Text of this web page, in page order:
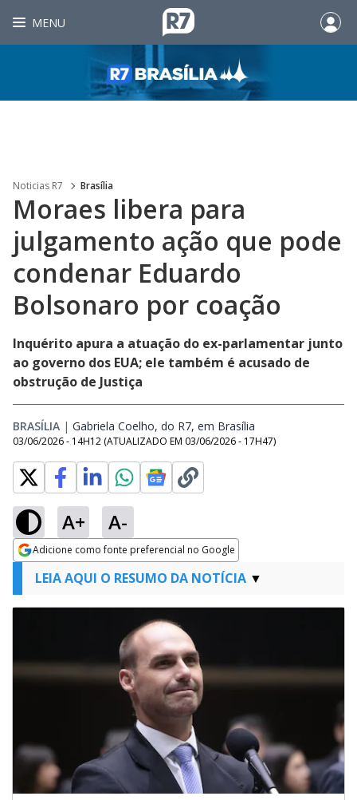
MENU
Noticias R7 Brasília
Moraes libera para
julgamento ação que pode
condenar Eduardo
Bolsonaro por coação
Inquérito apura a atuação do ex-parlamentar junto
ao governo dos EUA; ele também é acusado de
obstrução de Justiça
BRASÍLIA | Gabriela Coelho, do R7, em Brasília
03/06/2026 - 14H12 (ATUALIZADO EM 03/06/2026 - 17H47)
A+ A-
Adicione como fonte preferencial no Google
Opens in new window
LEIA AQUI O RESUMO DA NOTÍCIA